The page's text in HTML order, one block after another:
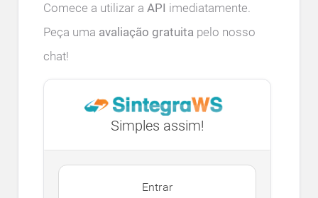
Comece a utilizar a API imediatamente.
Peça uma avaliação gratuita pelo nosso
chat!
Simples assim!
Entrar